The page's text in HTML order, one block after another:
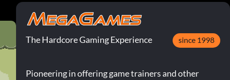
The Hardcore Gaming Experience since 1998
Pioneering in offering game trainers and other